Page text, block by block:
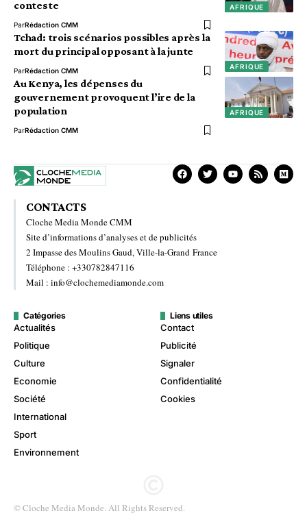
AFRIQUE
conteste
ParRédaction CMM
AFRIQUE
Tchad: trois scénarios possibles après la
mort du principal opposant à la junte
ParRédaction CMM
AFRIQUE
Au Kenya, les dépenses du
gouvernement provoquent l’ire de la
population
ParRédaction CMM
CONTACTS
Cloche Media Monde CMM
Site d’informations d’analyses et de publicités
2 Impasse des Moulins Gaud, Ville-la-Grand France
Téléphone : +330782847116
Mail : info@clochemediamonde.com
Catégories
Actualités
Politique
Culture
Economie
Société
International
Sport
Environnement
Liens utiles
Contact
Publicité
Signaler
Confidentialité
Cookies
© Cloche Media Monde. All Rights Reserved.